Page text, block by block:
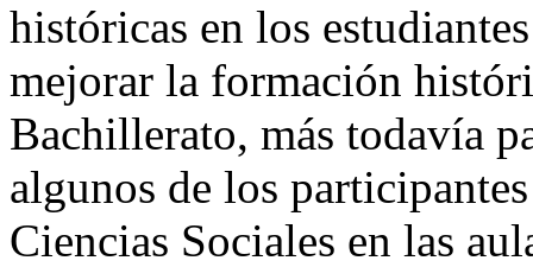
históricas en los
mejorar la formación
Bachillerato, más todavía
algunos de los
Ciencias Sociales en las